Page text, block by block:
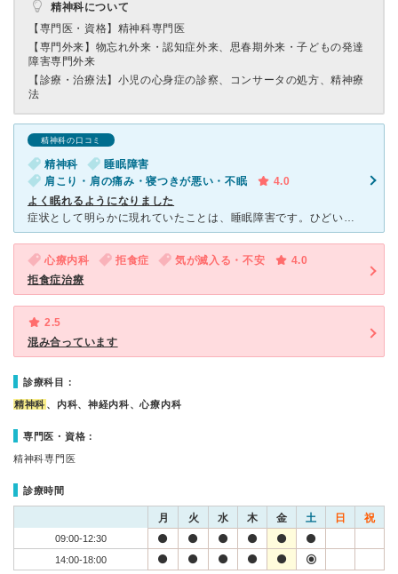
精神科について
【専門医・資格】 精神科専門医
【専門外来】 物忘れ外来・認知症外来、思春期外来・子どもの発達
障害専門外来
【診療・治療法】 小児の心身症の診察、コンサータの処方、精神療
法
精神科の口コミ
精神科
睡眠障害
肩こり・肩の痛み・寝つきが悪い・不眠
4.0
よく眠れるようになりました
症状として明らかに現れていたことは、睡眠障害です。ひどい時は1～2時間に一回程度目が覚め、夜中にトイレに行くことも頻繁でした。 まず、睡眠障害を改善しましょうとの事で、睡眠導入剤を処方されました。今
心療内科 拒食症 気が滅入る・不安
4.0
拒食症治療
2.5
混み合っています
診療科目：
精神科 、内科、神経内科、心療内科
専門医・資格：
精神科専門医
診療時間
月 火 水 木 金 土 日 祝
09:00-12:30
14:00-18:00